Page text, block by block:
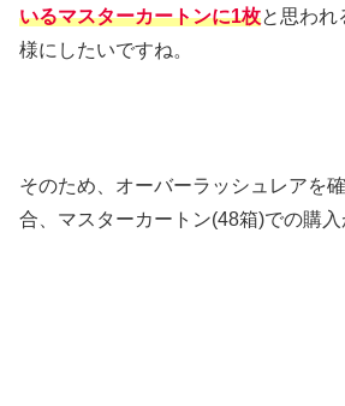
いるマスターカートンに1枚と思われ
様にしたいですね。
そのため、オーバーラッシュレアを
合、マスターカートン(48箱)での購入